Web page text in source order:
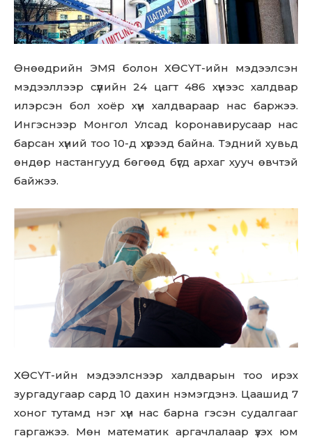
Өнөөдрийн ЭМЯ болон ХӨСҮТ-ийн мэдээлсэн
мэдээллээр сүүлийн 24 цагт 486 хүнээс халдвар
илэрсэн бол хоёр хүн халдвараар нас баржээ.
Ингэснээр Монгол Улсад kopoнaвиpycaaр нас
барсан хүний тоо 10-д хүрээд байна. Тэдний хувьд
өндөр настангууд бөгөөд бүгд архаг хууч өвчтэй
байжээ.
ХӨСҮТ-ийн мэдээлснээр халдварын тоо ирэх
зургадугаар сард 10 дахин нэмэгдэнэ. Цаашид 7
хоног тутамд нэг хүн нас барна гэсэн судалгааг
гаргажээ. Мөн математик аргачлалаар үзэх юм